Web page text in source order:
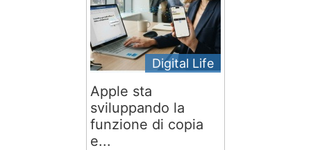
Digital Life
Apple sta
sviluppando la
funzione di copia
e...